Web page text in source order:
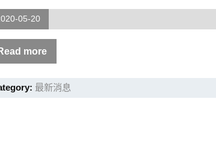
05-20
more
最新消息